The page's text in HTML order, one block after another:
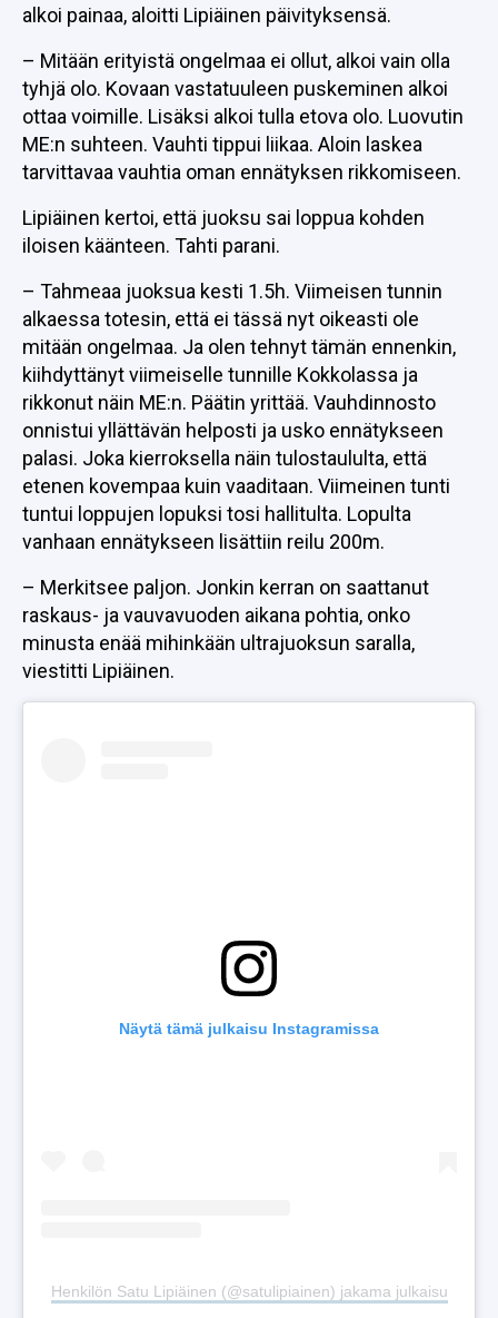
alkoi painaa, aloitti Lipiäinen päivityksensä.
– Mitään erityistä ongelmaa ei ollut, alkoi vain olla
tyhjä olo. Kovaan vastatuuleen puskeminen alkoi
ottaa voimille. Lisäksi alkoi tulla etova olo. Luovutin
ME:n suhteen. Vauhti tippui liikaa. Aloin laskea
tarvittavaa vauhtia oman ennätyksen rikkomiseen.
Lipiäinen kertoi, että juoksu sai loppua kohden
iloisen käänteen. Tahti parani.
– Tahmeaa juoksua kesti 1.5h. Viimeisen tunnin
alkaessa totesin, että ei tässä nyt oikeasti ole
mitään ongelmaa. Ja olen tehnyt tämän ennenkin,
kiihdyttänyt viimeiselle tunnille Kokkolassa ja
rikkonut näin ME:n. Päätin yrittää. Vauhdinnosto
onnistui yllättävän helposti ja usko ennätykseen
palasi. Joka kierroksella näin tulostaululta, että
etenen kovempaa kuin vaaditaan. Viimeinen tunti
tuntui loppujen lopuksi tosi hallitulta. Lopulta
vanhaan ennätykseen lisättiin reilu 200m.
– Merkitsee paljon. Jonkin kerran on saattanut
raskaus- ja vauvavuoden aikana pohtia, onko
minusta enää mihinkään ultrajuoksun saralla,
viestitti Lipiäinen.
Näytä tämä julkaisu Instagramissa
Henkilön Satu Lipiäinen (@satulipiainen) jakama julkaisu